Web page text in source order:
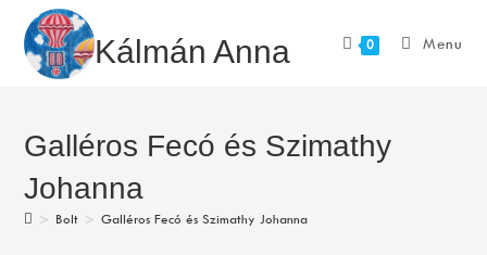
content
Kálmán Anna 0 Menu
Galléros Fecó és Szimathy
Johanna
> Bolt > Galléros Fecó és Szimathy Johanna